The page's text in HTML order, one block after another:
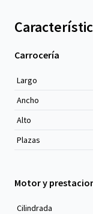
Carrocería
Largo
Ancho
Alto
Plazas
Motor y
Cilindrada